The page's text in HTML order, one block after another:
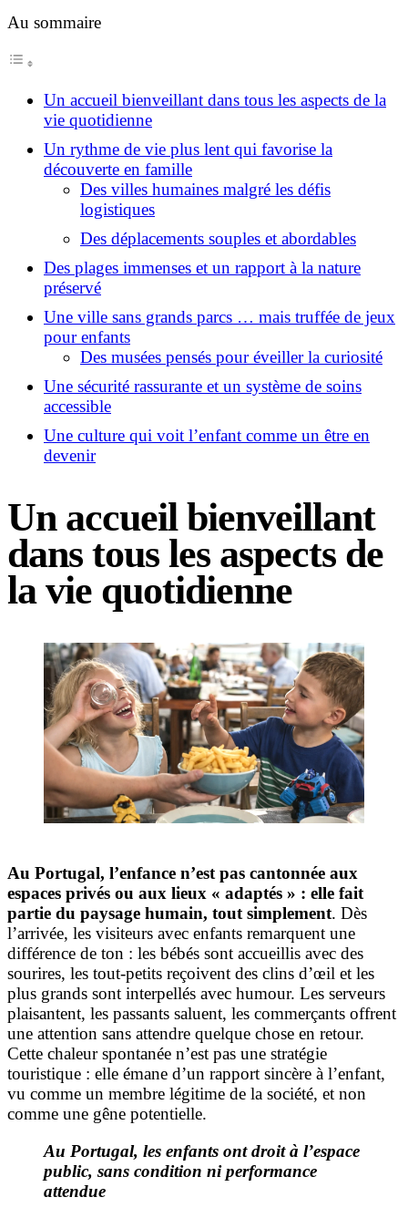
Au sommaire
Un accueil bienveillant dans tous les aspects de la
vie quotidienne
Un rythme de vie plus lent qui favorise la
découverte en famille
Des villes humaines malgré les défis
logistiques
Des déplacements souples et abordables
Des plages immenses et un rapport à la nature
préservé
Une ville sans grands parcs … mais truffée de jeux
pour enfants
Des musées pensés pour éveiller la curiosité
Une sécurité rassurante et un système de soins
accessible
Une culture qui voit l’enfant comme un être en
devenir
Un accueil bienveillant
dans tous les aspects de
la vie quotidienne
Au Portugal, l’enfance n’est pas cantonnée aux
espaces privés ou aux lieux « adaptés » : elle fait
partie du paysage humain, tout simplement. Dès
l’arrivée, les visiteurs avec enfants remarquent une
différence de ton : les bébés sont accueillis avec des
sourires, les tout-petits reçoivent des clins d’œil et les
plus grands sont interpellés avec humour. Les serveurs
plaisantent, les passants saluent, les commerçants offrent
une attention sans attendre quelque chose en retour.
Cette chaleur spontanée n’est pas une stratégie
touristique : elle émane d’un rapport sincère à l’enfant,
vu comme un membre légitime de la société, et non
comme une gêne potentielle.
Au Portugal, les enfants ont droit à l’espace
public, sans condition ni performance
attendue